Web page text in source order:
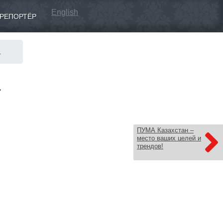
English
ПУМА Казахстан –
место ваших целей и
трендов!